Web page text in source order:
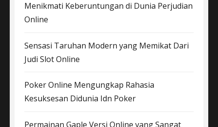
Menikmati Keberuntungan di Dunia Perjudian
Online
Sensasi Taruhan Modern yang Memikat Dari
Judi Slot Online
Poker Online Mengungkap Rahasia
Kesuksesan Didunia Idn Poker
Permainan Gaple Versi Online yang Sangat